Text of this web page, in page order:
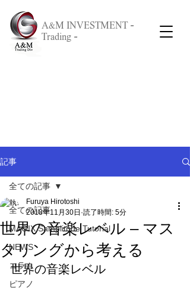
A&M INVESTMENT -
Trading -
記事
全ての記事
MAGIX Samplitude Tutorial
NEWS
コラム
ピアノ
全ての記事
世界の音楽レベル – マス
タリングから考える
Furuya Hirotoshi
2018年11月30日 読了時間: 5分
世界の音楽レベル